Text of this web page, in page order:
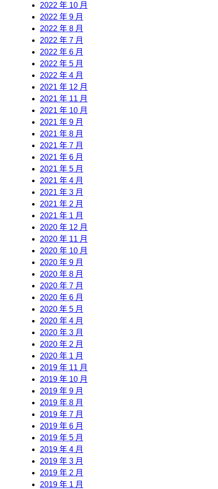
2022 年 10 月
2022 年 9 月
2022 年 8 月
2022 年 7 月
2022 年 6 月
2022 年 5 月
2022 年 4 月
2021 年 12 月
2021 年 11 月
2021 年 10 月
2021 年 9 月
2021 年 8 月
2021 年 7 月
2021 年 6 月
2021 年 5 月
2021 年 4 月
2021 年 3 月
2021 年 2 月
2021 年 1 月
2020 年 12 月
2020 年 11 月
2020 年 10 月
2020 年 9 月
2020 年 8 月
2020 年 7 月
2020 年 6 月
2020 年 5 月
2020 年 4 月
2020 年 3 月
2020 年 2 月
2020 年 1 月
2019 年 11 月
2019 年 10 月
2019 年 9 月
2019 年 8 月
2019 年 7 月
2019 年 6 月
2019 年 5 月
2019 年 4 月
2019 年 3 月
2019 年 2 月
2019 年 1 月